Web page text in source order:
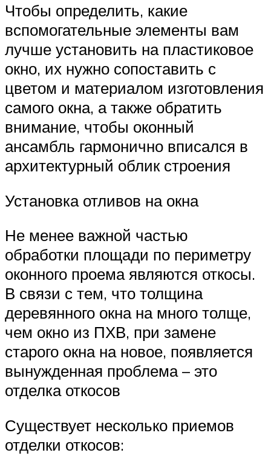
Чтобы определить, какие
вспомогательные элементы вам
лучше установить на пластиковое
окно, их нужно сопоставить с
цветом и материалом изготовления
самого окна, а также обратить
внимание, чтобы оконный
ансамбль гармонично вписался в
архитектурный облик строения
Установка отливов на окна
Не менее важной частью
обработки площади по периметру
оконного проема являются откосы.
В связи с тем, что толщина
деревянного окна на много толще,
чем окно из ПХВ, при замене
старого окна на новое, появляется
вынужденная проблема – это
отделка откосов
Существует несколько приемов
отделки откосов: